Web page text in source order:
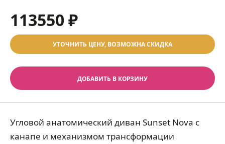
113550 ₽
УТОЧНИТЬ ЦЕНУ, ВОЗМОЖНА СКИДКА
ДОБАВИТЬ В КОРЗИНУ
Угловой анатомический диван Sunset Nova с
канапе и механизмом трансформации